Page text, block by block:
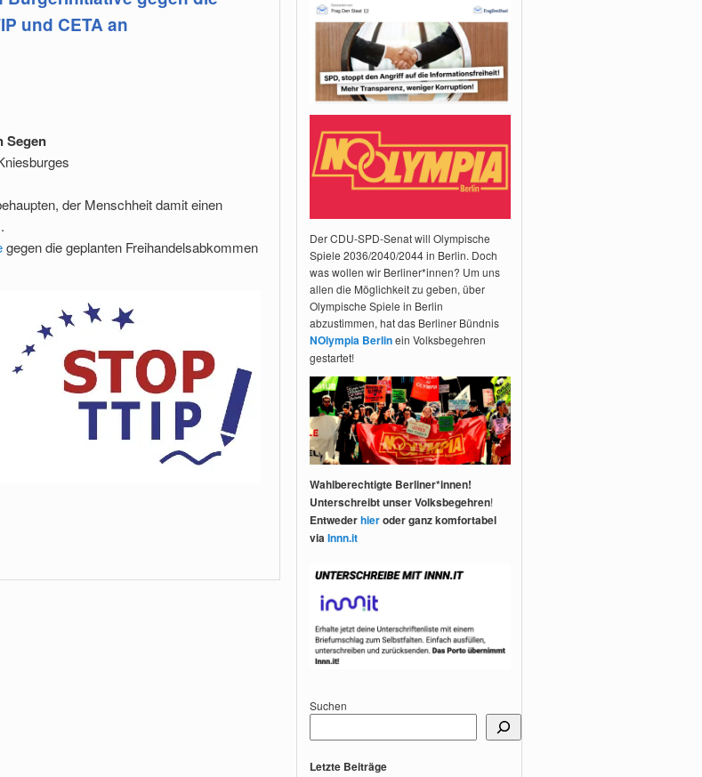
und CETA an
Segen
der Menschheit damit einen
gegen die geplanten Freihandelsabkommen
Der CDU-SPD-Senat will Olympische
Spiele 2036/2040/2044 in Berlin. Doch
was wollen wir Berliner*innen? Um uns
allen die Möglichkeit zu geben, über
Olympische Spiele in Berlin
abzustimmen, hat das Berliner Bündnis
NOlympia Berlinein Volksbegehren
gestartet!
Wahlberechtigte Berliner*innen!
Unterschreibt unser Volksbegehren!
Entwederhieroder ganz komfortabel
viaInnn.it
Suchen
Letzte Beiträge